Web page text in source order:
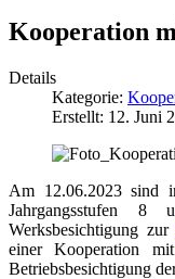
Kooperation
Details
Kategorie:
Erstellt: 12. Juni
Am 12.06.2023 sind
Jahrgangsstufen
Werksbesichtigung
einer Kooperation
Betriebsbesichtigung